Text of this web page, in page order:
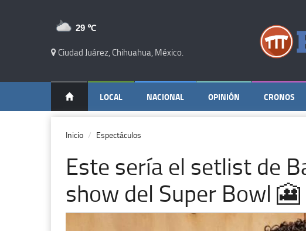
29 ℃
Ciudad Juárez, Chihuahua, México.
LOCAL NACIONAL OPINIÓN CRONOS
Inicio Espectáculos
Este sería el setlist de
show del Super Bowl 🎦